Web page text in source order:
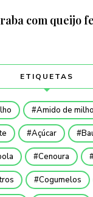
com queijo
ETIQUETAS
Amido de milho
Açúcar
Cenoura
Cogumelos